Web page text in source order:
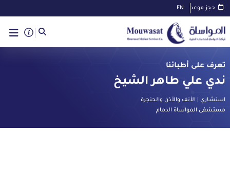
حجز موعد EN
تعرف على أطبائنا
ندي علي طاهر الشيخ
استشاري | الأنف والأذن والحنجرة
مستشفى المواساة الدمام